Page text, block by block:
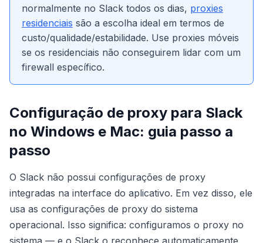
normalmente no Slack todos os dias, proxies
residenciais são a escolha ideal em termos de
custo/qualidade/estabilidade. Use proxies móveis
se os residenciais não conseguirem lidar com um
firewall específico.
Configuração de proxy para Slack
no Windows e Mac: guia passo a
passo
O Slack não possui configurações de proxy
integradas na interface do aplicativo. Em vez disso, ele
usa as configurações de proxy do sistema
operacional. Isso significa: configuramos o proxy no
sistema — e o Slack o reconhece automaticamente.